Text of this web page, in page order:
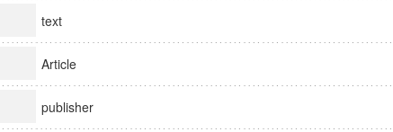
text
Article
publisher